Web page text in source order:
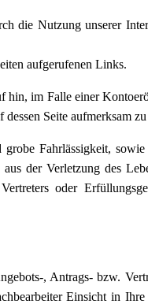
die Nutzung unserer
aufgerufenen Links.
im Falle einer
Seite aufmerksam
Fahrlässigkeit,
der Verletzung des
oder
, Antrags- bzw.
Einsicht in